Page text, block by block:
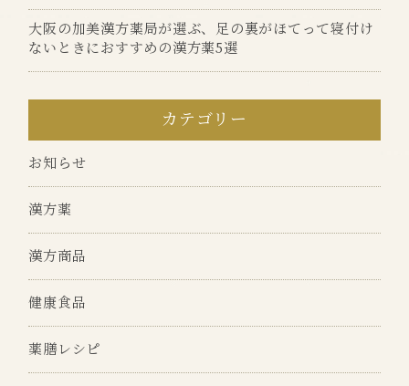
大阪の加美漢方薬局が選ぶ、足の裏がほてって寝付け
ないときにおすすめの漢方薬5選
カテゴリー
お知らせ
漢方薬
漢方商品
健康食品
薬膳レシピ